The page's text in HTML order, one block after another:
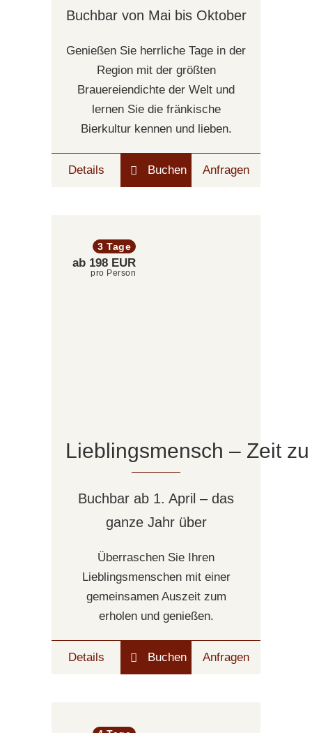
Buchbar von Mai bis Oktober
Genießen Sie herrliche Tage in der
Region mit der größten
Brauereiendichte der Welt und
lernen Sie die fränkische
Bierkultur kennen und lieben.
Details Buchen Anfragen
3 Tage
ab 198 EUR
pro Person
Lieblingsmensch – Zeit
Buchbar ab 1. April – das
ganze Jahr über
Überraschen Sie Ihren
Lieblingsmenschen mit einer
gemeinsamen Auszeit zum
erholen und genießen.
Details Buchen Anfragen